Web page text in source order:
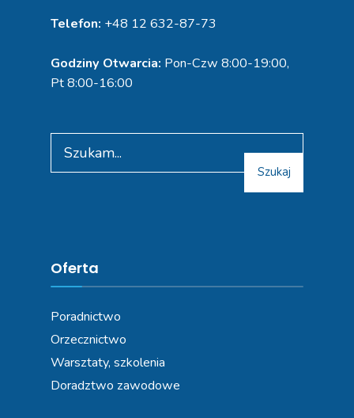
Telefon: +48 12 632-87-73
Godziny Otwarcia: Pon-Czw 8:00-19:00,
Pt 8:00-16:00
for:
Szukaj
Oferta
Poradnictwo
Orzecznictwo
Warsztaty, szkolenia
Doradztwo zawodowe